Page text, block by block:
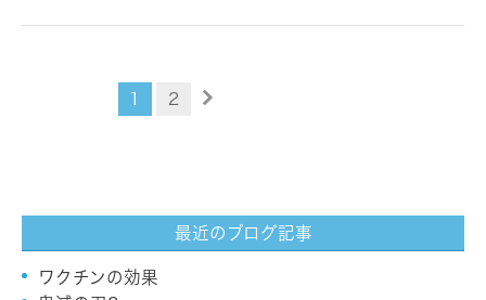
1 2
最近のブログ記事
ワクチンの効果